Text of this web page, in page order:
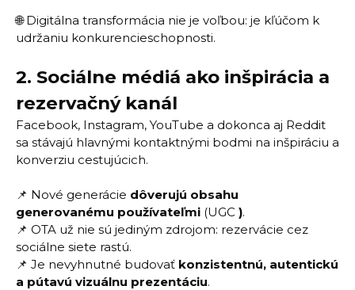
🌐 Digitálna transformácia nie je voľbou: je kľúčom k
udržaniu konkurencieschopnosti.
2. Sociálne médiá ako inšpirácia a
rezervačný kanál
Facebook, Instagram, YouTube a dokonca aj Reddit
sa stávajú hlavnými kontaktnými bodmi na inšpiráciu a
konverziu cestujúcich.
📌 Nové generácie dôverujú obsahu
generovanému používateľmi (UGC ).
📌 OTA už nie sú jediným zdrojom: rezervácie cez
sociálne siete rastú.
📌 Je nevyhnutné budovať konzistentnú, autentickú
a pútavú vizuálnu prezentáciu.